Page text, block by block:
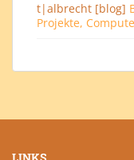
t|albrecht [blog]
Projekte,